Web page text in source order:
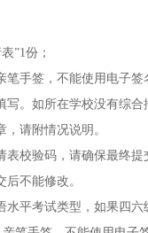
”1份；
笔手签，不能使用电子签
。如所在学校没有综
请附情况说明。
校验码，请确保最终
不能修改。
平考试类型，如果四